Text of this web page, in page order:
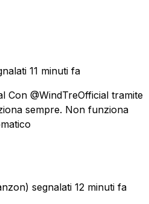
11 minuti fa
Con @WindTreOfficial tramite
sempre. Non funziona
segnalati 12 minuti fa